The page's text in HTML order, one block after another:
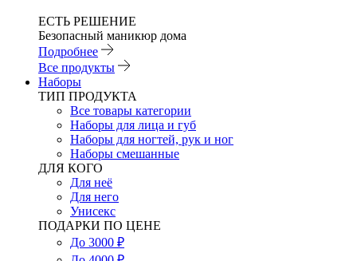
ЕСТЬ РЕШЕНИЕ
Безопасный маникюр дома
Подробнее
Все продукты
Наборы
ТИП ПРОДУКТА
Все товары категории
Наборы для лица и губ
Наборы для ногтей, рук и ног
Наборы смешанные
ДЛЯ КОГО
Для неё
Для него
Унисекс
ПОДАРКИ ПО ЦЕНЕ
До 3000 ₽